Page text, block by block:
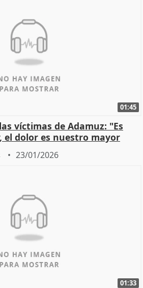
01:45
víctimas de Adamuz: "Es
el dolor es nuestro mayor
23/01/2026
01:33